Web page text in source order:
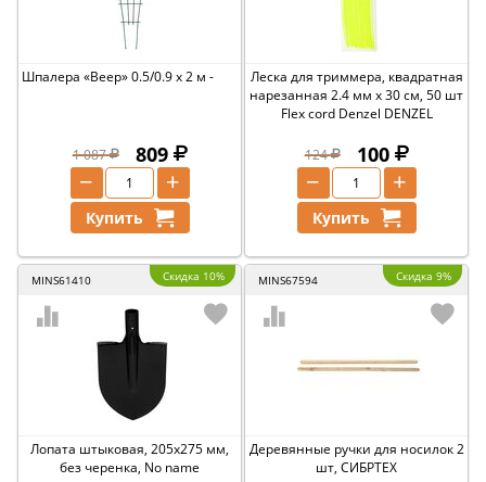
Шпалера «Веер» 0.5/0.9 х 2 м -
1 087 809
+
−
Купить
Леска для триммера, квадратная
нарезанная 2.4 мм х 30 см, 50 шт
Flex cord Denzel DENZEL
124 100
+
−
Купить
MINS61410 Скидка 10%
Лопата штыковая, 205х275 мм,
без черенка, No name
MINS67594 Скидка 9%
Деревянные ручки для носилок 2
шт, СИБРТЕХ